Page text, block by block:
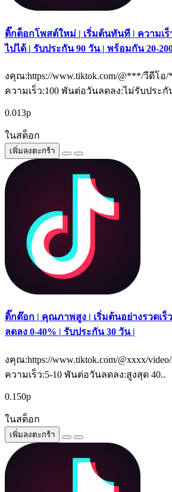
ติ๊กต็อกโพสต์ใหม่ | เริ่มต้นทันที | ความเร็
ไปได้ | รับประกัน 90 วัน | พร้อมกัน 20-
งคุณ:https://www.tiktok.com/@***/วีดีโอ
ความเร็ว:100 พันต่อวันลดลง:ไม่รับประกั
0.013р
ในสต็อก
เพิ่มลงตะกร้า
ติ๊กต๊อก | คุณภาพสูง | เริ่มต้นอย่างรวดเร็
ลดลง 0-40% | รับประกัน 30 วัน |
งคุณ:https://www.tiktok.com/@xxxx/
ความเร็ว:5-10 พันต่อวันลดลง:สูงสุด 40..
0.150р
ในสต็อก
เพิ่มลงตะกร้า